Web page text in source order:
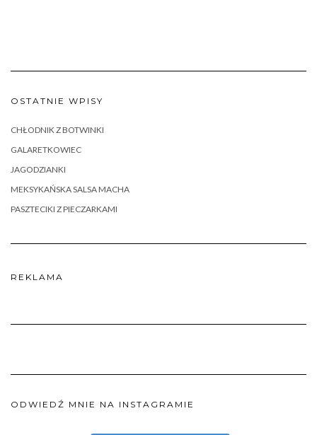
OSTATNIE WPISY
CHŁODNIK Z BOTWINKI
GALARETKOWIEC
JAGODZIANKI
MEKSYKAŃSKA SALSA MACHA
PASZTECIKI Z PIECZARKAMI
REKLAMA
ODWIEDŹ MNIE NA INSTAGRAMIE